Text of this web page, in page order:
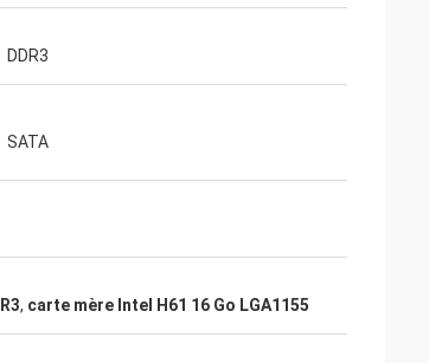
DDR3
SATA
, carte mère Intel H61 16 Go LGA1155